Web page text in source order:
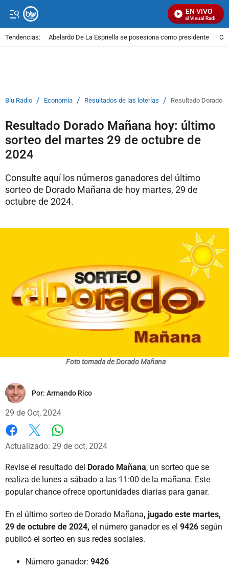
EN VIVO
Señal Visual Radio
Tendencias: Abelardo De La Espriella se posesiona como presidente
Blu Radio / Economía / Resultados de las loterías / Resultado Dorado
Resultado Dorado Mañana hoy: último
sorteo del martes 29 de octubre de
2024
Consulte aquí los números ganadores del último
sorteo de Dorado Mañana de hoy martes, 29 de
octubre de 2024.
Foto tomada de Dorado Mañana
Por: Armando Rico
29 de Oct, 2024
Facebook
X
Actualizado: 29 de oct, 2024
Revise el resultado del Dorado Mañana, un sorteo que se
realiza de lunes a sábado a las 11:00 de la mañana. Este
popular chance ofrece oportunidades diarias para ganar.
En el último sorteo de Dorado Mañana, jugado este martes,
29 de octubre de 2024, el número ganador es el 9426 según
publicó el sorteo en sus redes sociales.
Número ganador: 9426